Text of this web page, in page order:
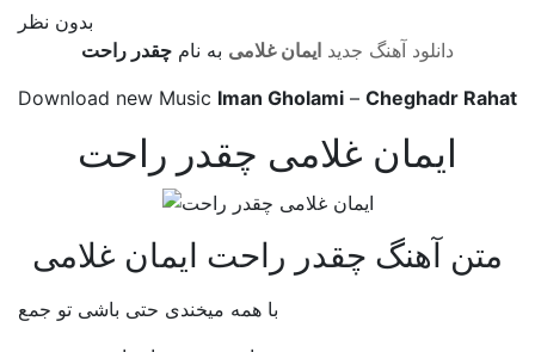
بدون نظر
دانلود آهنگ جدید ایمان غلامی به نام چقدر راحت
Download new Music Iman Gholami – Cheghadr Rahat
ایمان غلامی چقدر راحت
متن آهنگ چقدر راحت ایمان غلامی
با همه میخندی حتی باشی تو جمع